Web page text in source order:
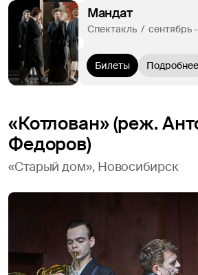
Мандат
Спектакль  /  сентябрь
Билеты Подробнее
«Котлован» (реж.
Федоров)
«Старый дом», Новосибирск